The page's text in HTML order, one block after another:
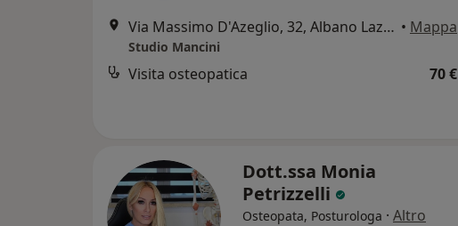
Via Massimo D'Azeglio, 32, Albano Laziale • Mappa
Studio Mancini
Visita osteopatica 70 €
Dott.ssa Monia
Petrizzelli
Osteopata, Posturologa · Altro